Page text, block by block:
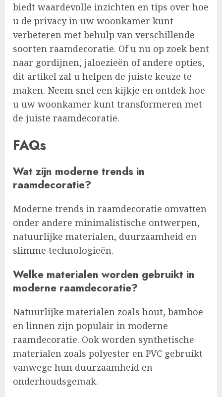
biedt waardevolle inzichten en tips over hoe
u de privacy in uw woonkamer kunt
verbeteren met behulp van verschillende
soorten raamdecoratie. Of u nu op zoek bent
naar gordijnen, jaloezieën of andere opties,
dit artikel zal u helpen de juiste keuze te
maken. Neem snel een kijkje en ontdek hoe
u uw woonkamer kunt transformeren met
de juiste raamdecoratie.
FAQs
Wat zijn moderne trends in
raamdecoratie?
Moderne trends in raamdecoratie omvatten
onder andere minimalistische ontwerpen,
natuurlijke materialen, duurzaamheid en
slimme technologieën.
Welke materialen worden gebruikt in
moderne raamdecoratie?
Natuurlijke materialen zoals hout, bamboe
en linnen zijn populair in moderne
raamdecoratie. Ook worden synthetische
materialen zoals polyester en PVC gebruikt
vanwege hun duurzaamheid en
onderhoudsgemak.